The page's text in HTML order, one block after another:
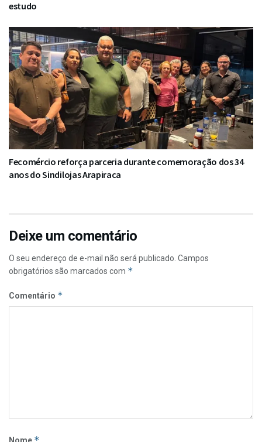
estudo
Fecomércio reforça parceria durante comemoração dos 34
anos do Sindilojas Arapiraca
Deixe um comentário
O seu endereço de e-mail não será publicado. Campos
obrigatórios são marcados com *
Comentário *
Nome *